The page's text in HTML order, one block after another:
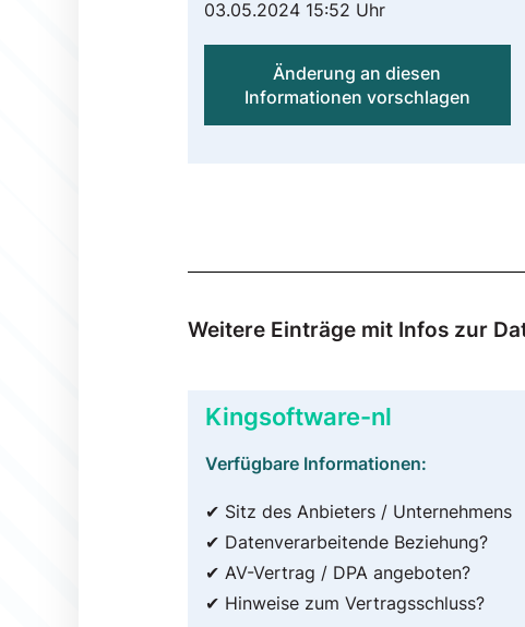
03.05.2024 15:52 Uhr
Änderung an diesen
Informationen vorschlagen
Weitere Einträge mit Infos zur
Kingsoftware-nl
Verfügbare Informationen:
✔ Sitz des Anbieters / Unternehmens
✔ Datenverarbeitende Beziehung?
✔ AV-Vertrag / DPA angeboten?
✔ Hinweise zum Vertragsschluss?